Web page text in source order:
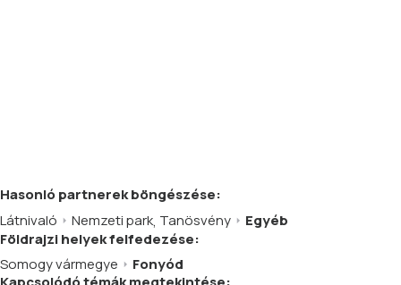
Hasonló partnerekböngészése:
Látnivaló
Nemzeti park, Tanösvény
Egyéb
Földrajzi helyek felfedezése:
Somogy vármegye
Fonyód